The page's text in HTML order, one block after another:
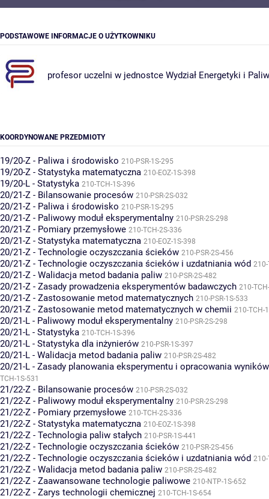
PODSTAWOWE INFORMACJE O UŻYTKOWNIKU
profesor uczelni w jednostce Wydział Energetyki i Paliw
KOORDYNOWANE PRZEDMIOTY
19/20-Z - Paliwa i środowisko 210-PSR-1S-295
19/20-Z - Statystyka matematyczna 210-EOZ-1S-398
19/20-L - Statystyka 210-TCH-1S-396
20/21-Z - Bilansowanie procesów 210-PSR-2S-032
20/21-Z - Paliwa i środowisko 210-PSR-1S-295
20/21-Z - Paliwowy moduł eksperymentalny 210-PSR-2S-298
20/21-Z - Pomiary przemysłowe 210-TCH-2S-336
20/21-Z - Statystyka matematyczna 210-EOZ-1S-398
20/21-Z - Technologie oczyszczania ścieków 210-PSR-2S-456
20/21-Z - Technologie oczyszczania ścieków i uzdatniania wód 210-
20/21-Z - Walidacja metod badania paliw 210-PSR-2S-482
20/21-Z - Zasady prowadzenia eksperymentów badawczych 210-
20/21-Z - Zastosowanie metod matematycznych 210-PSR-1S-533
20/21-Z - Zastosowanie metod matematycznych w chemii 210-TCH-
20/21-L - Paliwowy moduł eksperymentalny 210-PSR-2S-298
20/21-L - Statystyka 210-TCH-1S-396
20/21-L - Statystyka dla inżynierów 210-PSR-1S-397
20/21-L - Walidacja metod badania paliw 210-PSR-2S-482
20/21-L - Zasady planowania eksperymentu i opracowania
TCH-1S-531
21/22-Z - Bilansowanie procesów 210-PSR-2S-032
21/22-Z - Paliwowy moduł eksperymentalny 210-PSR-2S-298
21/22-Z - Pomiary przemysłowe 210-TCH-2S-336
21/22-Z - Statystyka matematyczna 210-EOZ-1S-398
21/22-Z - Technologia paliw stałych 210-PSR-1S-441
21/22-Z - Technologie oczyszczania ścieków 210-PSR-2S-456
21/22-Z - Technologie oczyszczania ścieków i uzdatniania wód 210-
21/22-Z - Walidacja metod badania paliw 210-PSR-2S-482
21/22-Z - Zaawansowane technologie paliwowe 210-NTP-1S-652
21/22-Z - Zarys technologii chemicznej 210-TCH-1S-654